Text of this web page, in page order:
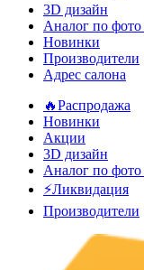
3D дизайн
Аналог по фото
Новинки
Производители
Адрес салона
🔥Распродажа
Новинки
Акции
3D дизайн
Аналог по фото
⚡Ликвидация
Производители